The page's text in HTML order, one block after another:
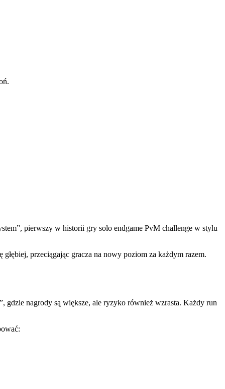
pierwszy w historii gry solo endgame PvM challenge w stylu
przeciągając gracza na nowy poziom za każdym razem.
gdzie nagrody są większe, ale ryzyko również wzrasta. Każdy run